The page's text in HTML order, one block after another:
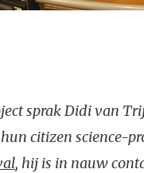
sprak Didi van
citizen science-
, hij is in nauw